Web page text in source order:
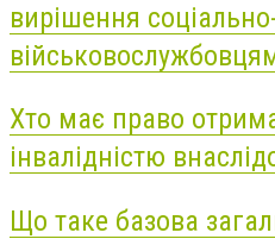
вирішення
Хто має право
інвалідністю
Що таке базова